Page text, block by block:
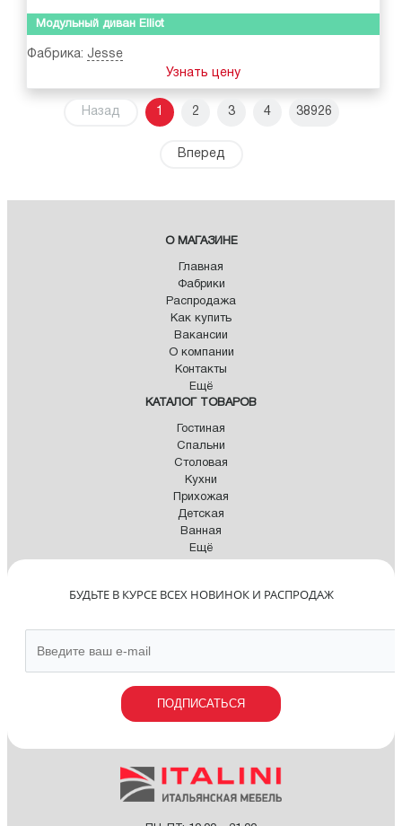
Модульный диван Elliot
Фабрика: Jesse
Узнать цену
Назад 1 2 3 4 38926
Вперед
О МАГАЗИНЕ
Главная
Фабрики
Распродажа
Как купить
Вакансии
О компании
Контакты
Ещё
КАТАЛОГ ТОВАРОВ
Гостиная
Спальни
Столовая
Кухни
Прихожая
Детская
Ванная
Ещё
БУДЬТЕ В КУРСЕ ВСЕХ НОВИНОК И РАСПРОДАЖ
ПОДПИСАТЬСЯ